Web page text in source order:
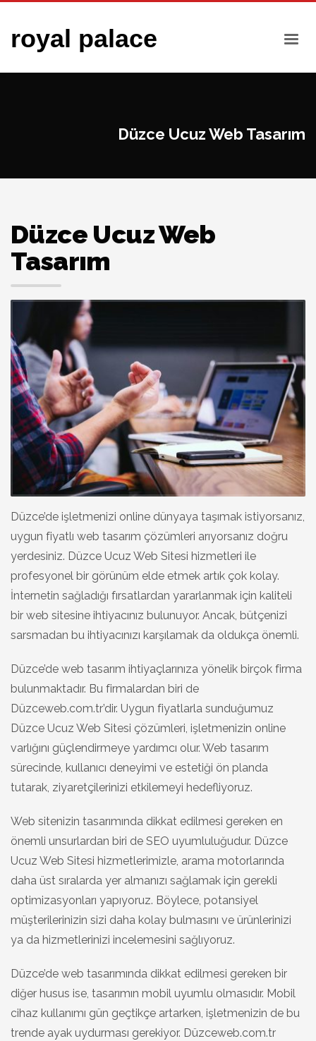
royal palace
Düzce Ucuz Web Tasarım
Düzce Ucuz Web
Tasarım
Düzce’de işletmenizi online dünyaya taşımak istiyorsanız,
uygun fiyatlı web tasarım çözümleri arıyorsanız doğru
yerdesiniz. Düzce Ucuz Web Sitesi hizmetleri ile
profesyonel bir görünüm elde etmek artık çok kolay.
İnternetin sağladığı fırsatlardan yararlanmak için kaliteli
bir web sitesine ihtiyacınız bulunuyor. Ancak, bütçenizi
sarsmadan bu ihtiyacınızı karşılamak da oldukça önemli.
Düzce’de web tasarım ihtiyaçlarınıza yönelik birçok firma
bulunmaktadır. Bu firmalardan biri de
Düzceweb.com.tr’dir. Uygun fiyatlarla sunduğumuz
Düzce Ucuz Web Sitesi çözümleri, işletmenizin online
varlığını güçlendirmeye yardımcı olur. Web tasarım
sürecinde, kullanıcı deneyimi ve estetiği ön planda
tutarak, ziyaretçilerinizi etkilemeyi hedefliyoruz.
Web sitenizin tasarımında dikkat edilmesi gereken en
önemli unsurlardan biri de SEO uyumluluğudur. Düzce
Ucuz Web Sitesi hizmetlerimizle, arama motorlarında
daha üst sıralarda yer almanızı sağlamak için gerekli
optimizasyonları yapıyoruz. Böylece, potansiyel
müşterilerinizin sizi daha kolay bulmasını ve ürünlerinizi
ya da hizmetlerinizi incelemesini sağlıyoruz.
Düzce’de web tasarımında dikkat edilmesi gereken bir
diğer husus ise, tasarımın mobil uyumlu olmasıdır. Mobil
cihaz kullanımı gün geçtikçe artarken, işletmenizin de bu
trende ayak uydurması gerekiyor. Düzceweb.com.tr